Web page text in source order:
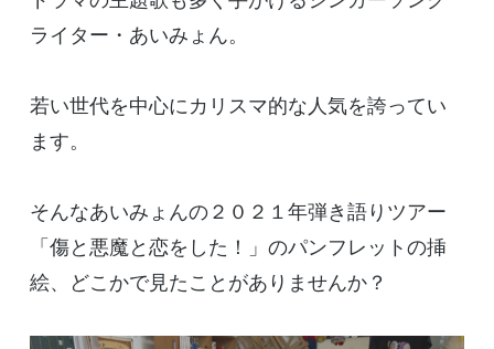
ライター・あいみょん。
若い世代を中心にカリスマ的な人気を誇ってい
ます。
そんなあいみょんの２０２１年弾き語りツアー
「傷と悪魔と恋をした！」のパンフレットの挿
絵、どこかで見たことがありませんか？